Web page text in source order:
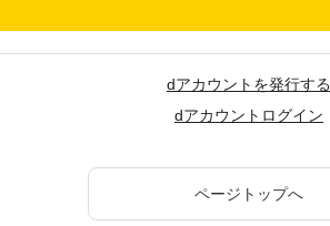
dアカウントを発行する
dアカウントログイン
ページトップへ